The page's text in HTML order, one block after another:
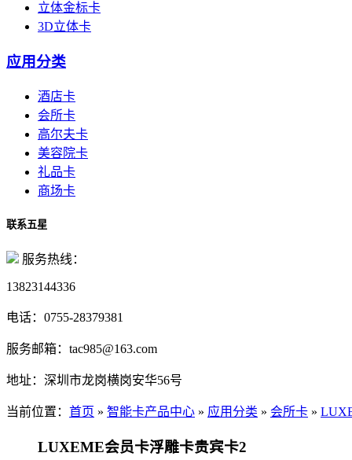
立体金标卡
3D立体卡
应用分类
酒店卡
会所卡
高尔夫卡
美容院卡
礼品卡
商场卡
联系五星
服务热线：
13823144336
电话： 0755-28379381
服务邮箱： tac985@163.com
地址： 深圳市龙岗横岗安华56号
当前位置： 首页 » 智能卡产品中心 » 应用分类 » 会所卡 »
LUXEME会员卡浮雕卡贵宾卡2